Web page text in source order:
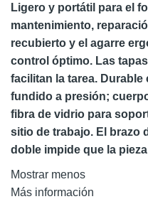
Ligero y portátil para el
mantenimiento,
recubierto y el agarre
control óptimo. Las
facilitan la tarea.
fundido a presión;
fibra de vidrio para
sitio de trabajo. El brazo
doble impide que la
Mostrar menos
Más información